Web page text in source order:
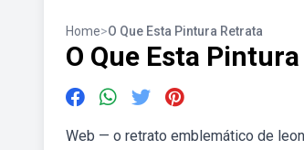
Home>O Que Esta Pintura Retrata
O Que Esta
Web — o retrato emblemático de